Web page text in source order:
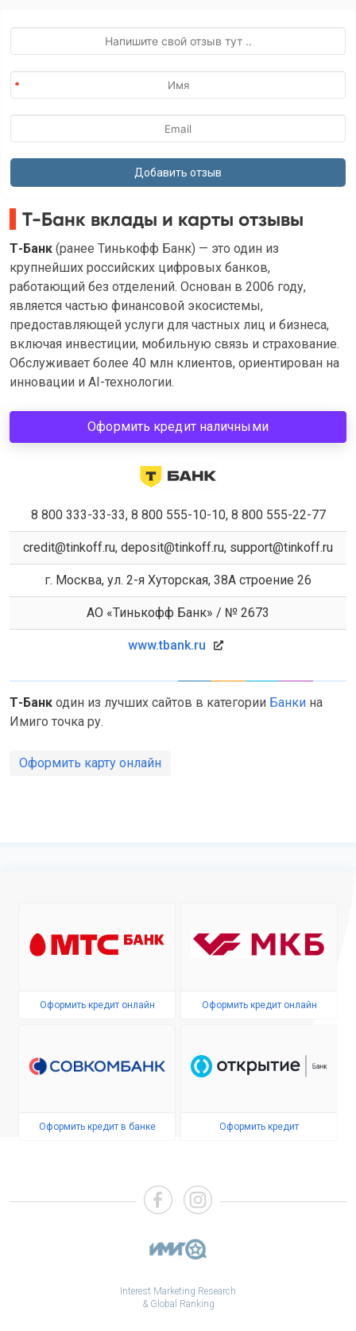
Т-Банк вклады и карты отзывы
Т-Банк (ранее Тинькофф Банк) — это один из
крупнейших российских цифровых банков,
работающий без отделений. Основан в 2006 году,
является частью финансовой экосистемы,
предоставляющей услуги для частных лиц и бизнеса,
включая инвестиции, мобильную связь и страхование.
Обслуживает более 40 млн клиентов, ориентирован на
инновации и AI-технологии.
Оформить кредит наличными
8 800 333-33-33, 8 800 555-10-10, 8 800 555-22-77
credit@tinkoff.ru, deposit@tinkoff.ru, support@tinkoff.ru
г. Москва, ул. 2-я Хуторская, 38А строение 26
АО «Тинькофф Банк» / № 2673
www.tbank.ru
Т-Банк один из лучших сайтов в категории Банки на
Имиго точка ру.
Оформить карту онлайн
Оформить кредит онлайн Оформить кредит онлайн
Оформить кредит в банке Оформить кредит
Interest Marketing Research
& Global Ranking